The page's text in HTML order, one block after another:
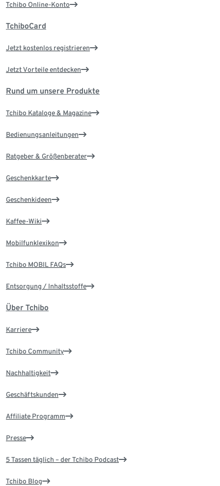
Tchibo Online-Konto
TchiboCard
Jetzt kostenlos registrieren
Jetzt Vorteile entdecken
Rund um unsere Produkte
Tchibo Kataloge & Magazine
Bedienungsanleitungen
Ratgeber & Größenberater
Geschenkkarte
Geschenkideen
Kaffee-Wiki
Mobilfunklexikon
Tchibo MOBIL FAQs
Entsorgung / Inhaltsstoffe
Über Tchibo
Karriere
Tchibo Community
Nachhaltigkeit
Geschäftskunden
Affiliate Programm
Presse
5 Tassen täglich – der Tchibo Podcast
Tchibo Blog